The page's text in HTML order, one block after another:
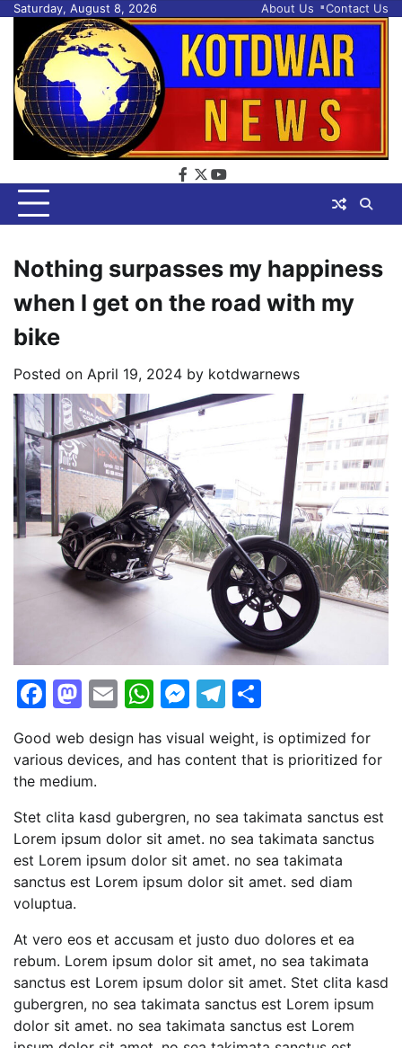
Skip
content
Saturday, August 8, 2026 About Us Contact Us
facebook
twitter
youtube
Nothing surpasses my happiness
when I get on the road with my
bike
Posted on April 19, 2024 by kotdwarnews
Facebook
Mastodon
EmailWhatsApp
Messenger
Telegram
Good web design has visual weight, is optimized for
various devices, and has content that is prioritized for
the medium.
Stet clita kasd gubergren, no sea takimata sanctus est
Lorem ipsum dolor sit amet. no sea takimata sanctus
est Lorem ipsum dolor sit amet. no sea takimata
sanctus est Lorem ipsum dolor sit amet. sed diam
voluptua.
At vero eos et accusam et justo duo dolores et ea
rebum. Lorem ipsum dolor sit amet, no sea takimata
sanctus est Lorem ipsum dolor sit amet. Stet clita kasd
gubergren, no sea takimata sanctus est Lorem ipsum
dolor sit amet. no sea takimata sanctus est Lorem